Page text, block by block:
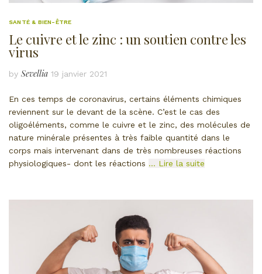
SANTÉ & BIEN-ÊTRE
Le cuivre et le zinc : un soutien contre les
virus
by Sevellia 19 janvier 2021
En ces temps de coronavirus, certains éléments chimiques
reviennent sur le devant de la scène. C’est le cas des
oligoéléments, comme le cuivre et le zinc, des molécules de
nature minérale présentes à très faible quantité dans le
corps mais intervenant dans de très nombreuses réactions
physiologiques- dont les réactions … Lire la suite